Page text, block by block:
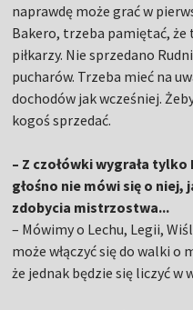
naprawdę może grać w
Bakero, trzeba pamiętać, że
piłkarzy. Nie sprzedano
pucharów. Trzeba mieć na
dochodów jak wcześniej.
kogoś sprzedać.
– Z czołówki wygrała
głośno nie mówi się o
zdobycia mistrzostwa...
– Mówimy o Lechu, Legii,
może włączyć się do walki
że jednak będzie się liczyć w